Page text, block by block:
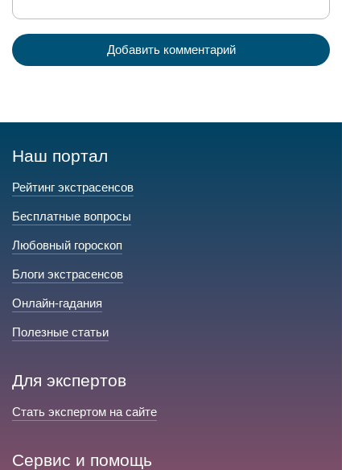
Добавить комментарий
Наш портал
Рейтинг экстрасенсов
Бесплатные вопросы
Любовный гороскоп
Блоги экстрасенсов
Онлайн-гадания
Полезные статьи
Для экспертов
Стать экспертом на сайте
Сервис и помощь